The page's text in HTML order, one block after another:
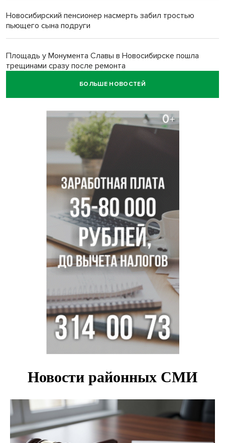
Новосибирский пенсионер насмерть забил тростью
пьющего сына подруги
Площадь у Монумента Славы в Новосибирске пошла
трещинами сразу после ремонта
Африканский врач поразил новосибирцев в травмпункте
Покрытие рулежных дорожек обновили в аэропорту
Толмачево по нацпроекту
В Новосибирске зафиксирован рост заболеваемости
энтеровирусной инфекцией
В Новосибирске осудили внука за продажу дедова ружья
БОЛЬШЕ НОВОСТЕЙ